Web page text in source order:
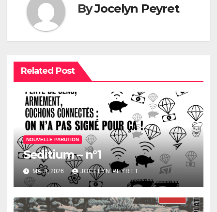
ByJocelyn Peyret
Related Post
NOUVELLE PARUTION
Seditium – n°1
MAI 4, 2026 JOCELYN PEYRET